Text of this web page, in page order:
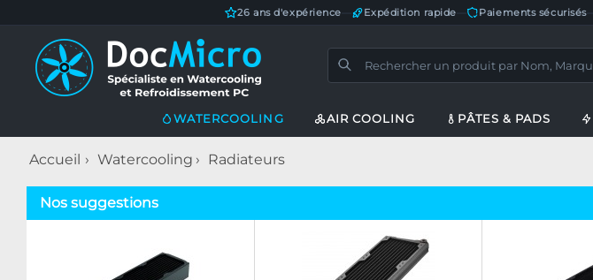
26 ans d'expérience Expédition rapide Paiements sécurisés—
WATERCOOLING AIR COOLING PÂTES & PADS
Accueil Watercooling Radiateurs
Nos suggestions